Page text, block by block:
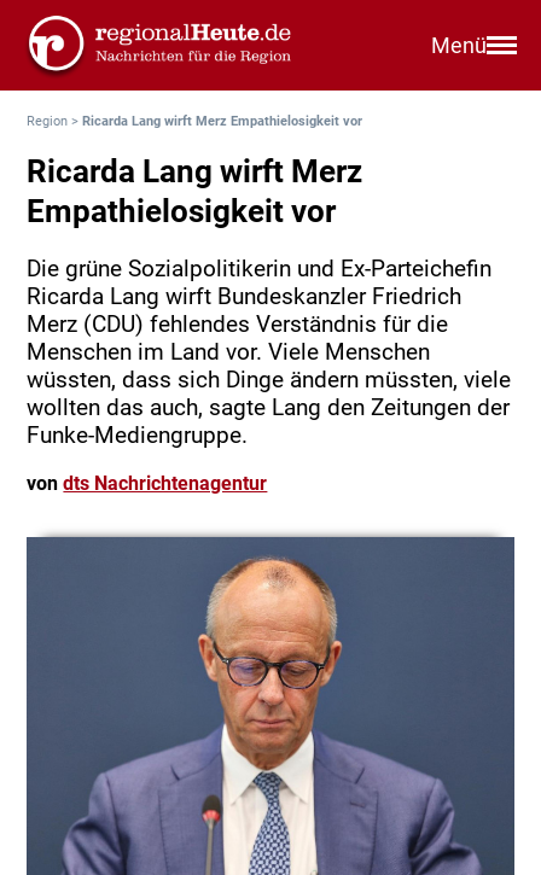
Menü
Region >Ricarda Lang wirft Merz Empathielosigkeit vor
Ricarda Lang wirft Merz
Empathielosigkeit vor
Die grüne Sozialpolitikerin und Ex-Parteichefin
Ricarda Lang wirft Bundeskanzler Friedrich
Merz (CDU) fehlendes Verständnis für die
Menschen im Land vor. Viele Menschen
wüssten, dass sich Dinge ändern müssten, viele
wollten das auch, sagte Lang den Zeitungen der
Funke-Mediengruppe.
vondts Nachrichtenagentur